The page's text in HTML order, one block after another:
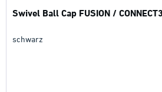
Swivel Ball Cap FUSION /
schwarz